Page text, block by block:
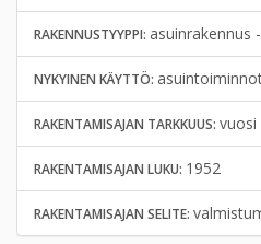
RAKENNUSTYYPPI: asuinrakennus
NYKYINEN KÄYTTÖ:
RAKENTAMISAJAN TARKKUUS: vuosi
RAKENTAMISAJAN LUKU: 1952
RAKENTAMISAJAN SELITE: